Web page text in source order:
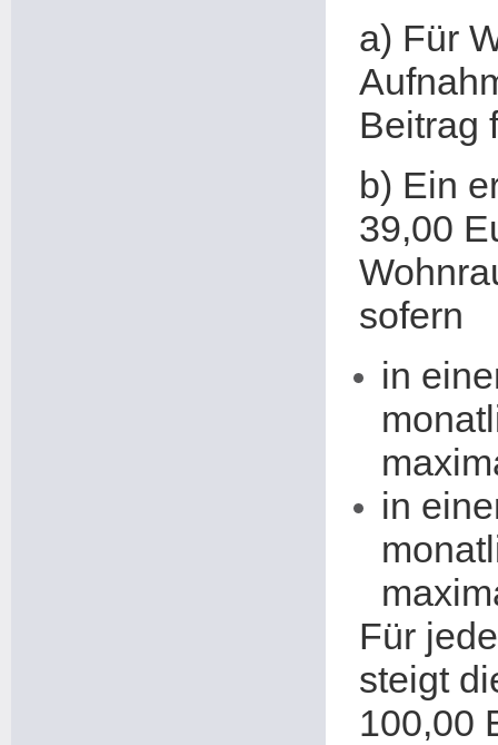
a) Für
Beitrag
b) Ein
39,00
sofern
in
in
Für
steigt
100,00